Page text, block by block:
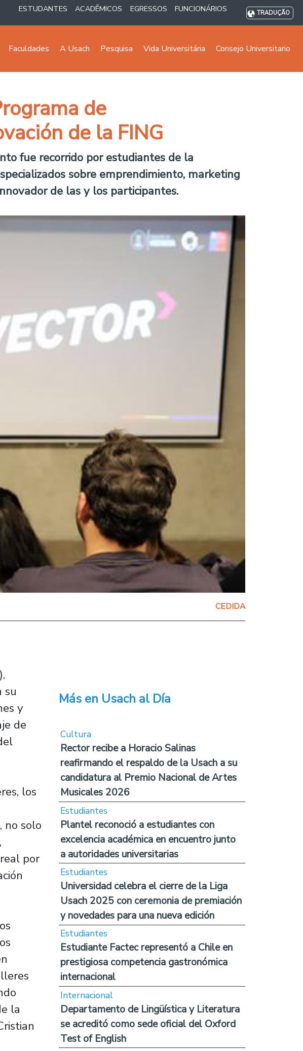
ESTUDANTES ACADÊMICOS EGRESSOS FUNCIONÁRIOS TRADUÇÃO
Faculdades A Usach Pesquisa Vida Universitária Consejo Universitario
de
de la FING
fue recorrido por estudiantes de la
sobre emprendimiento, marketing
de las y los participantes.
CEDIDA
su
y
de
los
no solo
por
la
Más en Usach al Día
Cultura
Rector recibe a Horacio Salinas
reafirmando el respaldo de la Usach a su
candidatura al Premio Nacional de Artes
Musicales 2026
Estudiantes
Plantel reconoció a estudiantes con
excelencia académica en encuentro junto
a autoridades universitarias
Estudiantes
Universidad celebra el cierre de la Liga
Usach 2025 con ceremonia de premiación
y novedades para una nueva edición
Estudiantes
Estudiante Factec representó a Chile en
prestigiosa competencia gastronómica
internacional
Internacional
Departamento de Lingüística y Literatura
se acreditó como sede oficial del Oxford
Test of English